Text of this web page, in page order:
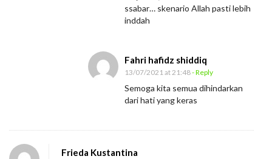
ssabar… skenario Allah pasti lebih
inddah
Fahri hafidz shiddiq
13/07/2021 at 21:48- Reply
Semoga kita semua dihindarkan
dari hati yang keras
Frieda Kustantina